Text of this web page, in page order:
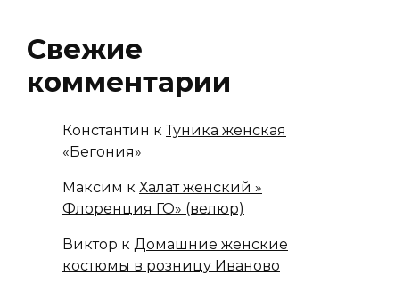
Свежие
комментарии
Константин кТуника женская
«Бегония»
Максим к Халат женский »
Флоренция ГО» (велюр)
Виктор к Домашние женские
костюмы в розницу Иваново